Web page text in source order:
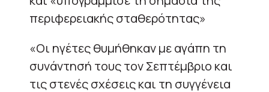
περιφερειακής σταθερότητας»
«Οι ηγέτες θυμήθηκαν με αγάπη τη
συνάντησή τους τον Σεπτέμβριο και
τις στενές σχέσεις και τη συγγένεια